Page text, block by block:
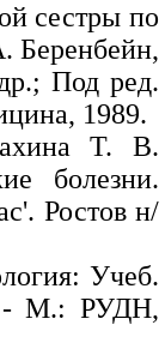
сестры по
Беренбейн,
Под ред.
1989.
Т. В.
болезни.
Ростов н/
Учеб.
- М.: РУДН,